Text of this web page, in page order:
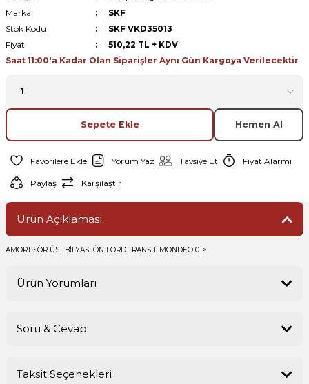
Marka
SKF
Stok Kodu
SKF VKD35013
Fiyat
510,22 TL + KDV
Saat 11:00'a Kadar Olan Siparişler Aynı Gün Kargoya Verilecektir
Sepete Ekle Hemen Al
Yorum Yaz Tavsiye Et Fiyat Alarmı
Paylaş Karşılaştır
Ürün Açıklaması
AMORTİSÖR ÜST BİLYASI ÖN FORD TRANSİT-MONDEO 01>
Ürün Yorumları
Soru & Cevap
Taksit Seçenekleri